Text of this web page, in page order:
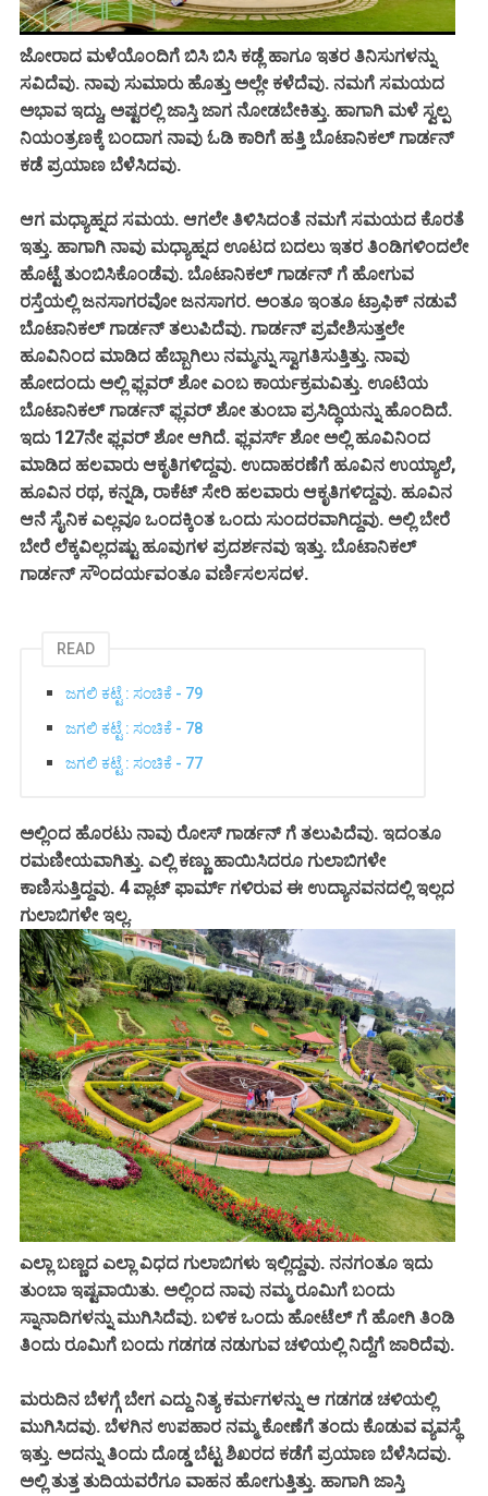
ಜೋರಾದ ಮಳೆಯೊಂದಿಗೆ ಬಿಸಿ ಬಿಸಿ ಕಡ್ಲೆ ಹಾಗೂ ಇತರ ತಿನಿಸುಗಳನ್ನು
ಸವಿದೆವು. ನಾವು ಸುಮಾರು ಹೊತ್ತು ಅಲ್ಲೇ ಕಳೆದೆವು. ನಮಗೆ ಸಮಯದ
ಅಭಾವ ಇದ್ದು, ಅಷ್ಟರಲ್ಲಿ ಜಾಸ್ತಿ ಜಾಗ ನೋಡಬೇಕಿತ್ತು. ಹಾಗಾಗಿ ಮಳೆ ಸ್ವಲ್ಪ
ನಿಯಂತ್ರಣಕ್ಕೆ ಬಂದಾಗ ನಾವು ಓಡಿ ಕಾರಿಗೆ ಹತ್ತಿ ಬೊಟಾನಿಕಲ್ ಗಾರ್ಡನ್
ಕಡೆ ಪ್ರಯಾಣ ಬೆಳೆಸಿದವು.
ಆಗ ಮಧ್ಯಾಹ್ನದ ಸಮಯ. ಆಗಲೇ ತಿಳಿಸಿದಂತೆ ನಮಗೆ ಸಮಯದ ಕೊರತೆ
ಇತ್ತು. ಹಾಗಾಗಿ ನಾವು ಮಧ್ಯಾಹ್ನದ ಊಟದ ಬದಲು ಇತರ ತಿಂಡಿಗಳಿಂದಲೇ
ಹೊಟ್ಟೆ ತುಂಬಿಸಿಕೊಂಡೆವು. ಬೊಟಾನಿಕಲ್ ಗಾರ್ಡನ್ ಗೆ ಹೋಗುವ
ರಸ್ತೆಯಲ್ಲಿ ಜನಸಾಗರವೋ ಜನಸಾಗರ. ಅಂತೂ ಇಂತೂ ಟ್ರಾಫಿಕ್ ನಡುವೆ
ಬೊಟಾನಿಕಲ್ ಗಾರ್ಡನ್ ತಲುಪಿದೆವು. ಗಾರ್ಡನ್ ಪ್ರವೇಶಿಸುತ್ತಲೇ
ಹೂವಿನಿಂದ ಮಾಡಿದ ಹೆಬ್ಬಾಗಿಲು ನಮ್ಮನ್ನು ಸ್ವಾಗತಿಸುತ್ತಿತ್ತು. ನಾವು
ಹೋದಂದು ಅಲ್ಲಿ ಫ್ಲವರ್ ಶೋ ಎಂಬ ಕಾರ್ಯಕ್ರಮವಿತ್ತು. ಊಟಿಯ
ಬೊಟಾನಿಕಲ್ ಗಾರ್ಡನ್ ಫ್ಲವರ್ ಶೋ ತುಂಬಾ ಪ್ರಸಿದ್ಧಿಯನ್ನು ಹೊಂದಿದೆ.
ಇದು 127ನೇ ಫ್ಲವರ್ ಶೋ ಆಗಿದೆ. ಫ್ಲವರ್ಸ್ ಶೋ ಅಲ್ಲಿ ಹೂವಿನಿಂದ
ಮಾಡಿದ ಹಲವಾರು ಆಕೃತಿಗಳಿದ್ದವು. ಉದಾಹರಣೆಗೆ ಹೂವಿನ ಉಯ್ಯಾಲೆ,
ಹೂವಿನ ರಥ, ಕನ್ನಡಿ, ರಾಕೆಟ್ ಸೇರಿ ಹಲವಾರು ಆಕೃತಿಗಳಿದ್ದವು. ಹೂವಿನ
ಆನೆ ಸೈನಿಕ ಎಲ್ಲವೂ ಒಂದಕ್ಕಿಂತ ಒಂದು ಸುಂದರವಾಗಿದ್ದವು. ಅಲ್ಲಿ ಬೇರೆ
ಬೇರೆ ಲೆಕ್ಕವಿಲ್ಲದಷ್ಟು ಹೂವುಗಳ ಪ್ರದರ್ಶನವು ಇತ್ತು. ಬೊಟಾನಿಕಲ್
ಗಾರ್ಡನ್ ಸೌಂದರ್ಯವಂತೂ ವರ್ಣಿಸಲಸದಳ.
READ
ಜಗಲಿ ಕಟ್ಟೆ : ಸಂಚಿಕೆ - 79
ಜಗಲಿ ಕಟ್ಟೆ : ಸಂಚಿಕೆ - 78
ಜಗಲಿ ಕಟ್ಟೆ : ಸಂಚಿಕೆ - 77
ಅಲ್ಲಿಂದ ಹೊರಟು ನಾವು ರೋಸ್ ಗಾರ್ಡನ್ ಗೆ ತಲುಪಿದೆವು. ಇದಂತೂ
ರಮಣೀಯವಾಗಿತ್ತು. ಎಲ್ಲಿ ಕಣ್ಣು ಹಾಯಿಸಿದರೂ ಗುಲಾಬಿಗಳೇ
ಕಾಣಿಸುತ್ತಿದ್ದವು. 4 ಪ್ಲಾಟ್ ಫಾರ್ಮ್ ಗಳಿರುವ ಈ ಉದ್ಯಾನವನದಲ್ಲಿ ಇಲ್ಲದ
ಗುಲಾಬಿಗಳೇ ಇಲ್ಲ.
ಎಲ್ಲಾ ಬಣ್ಣದ ಎಲ್ಲಾ ವಿಧದ ಗುಲಾಬಿಗಳು ಇಲ್ಲಿದ್ದವು. ನನಗಂತೂ ಇದು
ತುಂಬಾ ಇಷ್ಟವಾಯಿತು. ಅಲ್ಲಿಂದ ನಾವು ನಮ್ಮ ರೂಮಿಗೆ ಬಂದು
ಸ್ನಾನಾದಿಗಳನ್ನು ಮುಗಿಸಿದೆವು. ಬಳಿಕ ಒಂದು ಹೋಟೆಲ್ ಗೆ ಹೋಗಿ ತಿಂಡಿ
ತಿಂದು ರೂಮಿಗೆ ಬಂದು ಗಡಗಡ ನಡುಗುವ ಚಳಿಯಲ್ಲಿ ನಿದ್ದೆಗೆ ಜಾರಿದೆವು.
ಮರುದಿನ ಬೆಳಗ್ಗೆ ಬೇಗ ಎದ್ದು ನಿತ್ಯ ಕರ್ಮಗಳನ್ನು ಆ ಗಡಗಡ ಚಳಿಯಲ್ಲಿ
ಮುಗಿಸಿದವು. ಬೆಳಗಿನ ಉಪಹಾರ ನಮ್ಮ ಕೋಣೆಗೆ ತಂದು ಕೊಡುವ ವ್ಯವಸ್ಥೆ
ಇತ್ತು. ಅದನ್ನು ತಿಂದು ದೊಡ್ಡ ಬೆಟ್ಟ ಶಿಖರದ ಕಡೆಗೆ ಪ್ರಯಾಣ ಬೆಳೆಸಿದವು.
ಅಲ್ಲಿ ತುತ್ತ ತುದಿಯವರೆಗೂ ವಾಹನ ಹೋಗುತ್ತಿತ್ತು. ಹಾಗಾಗಿ ಜಾಸ್ತಿ